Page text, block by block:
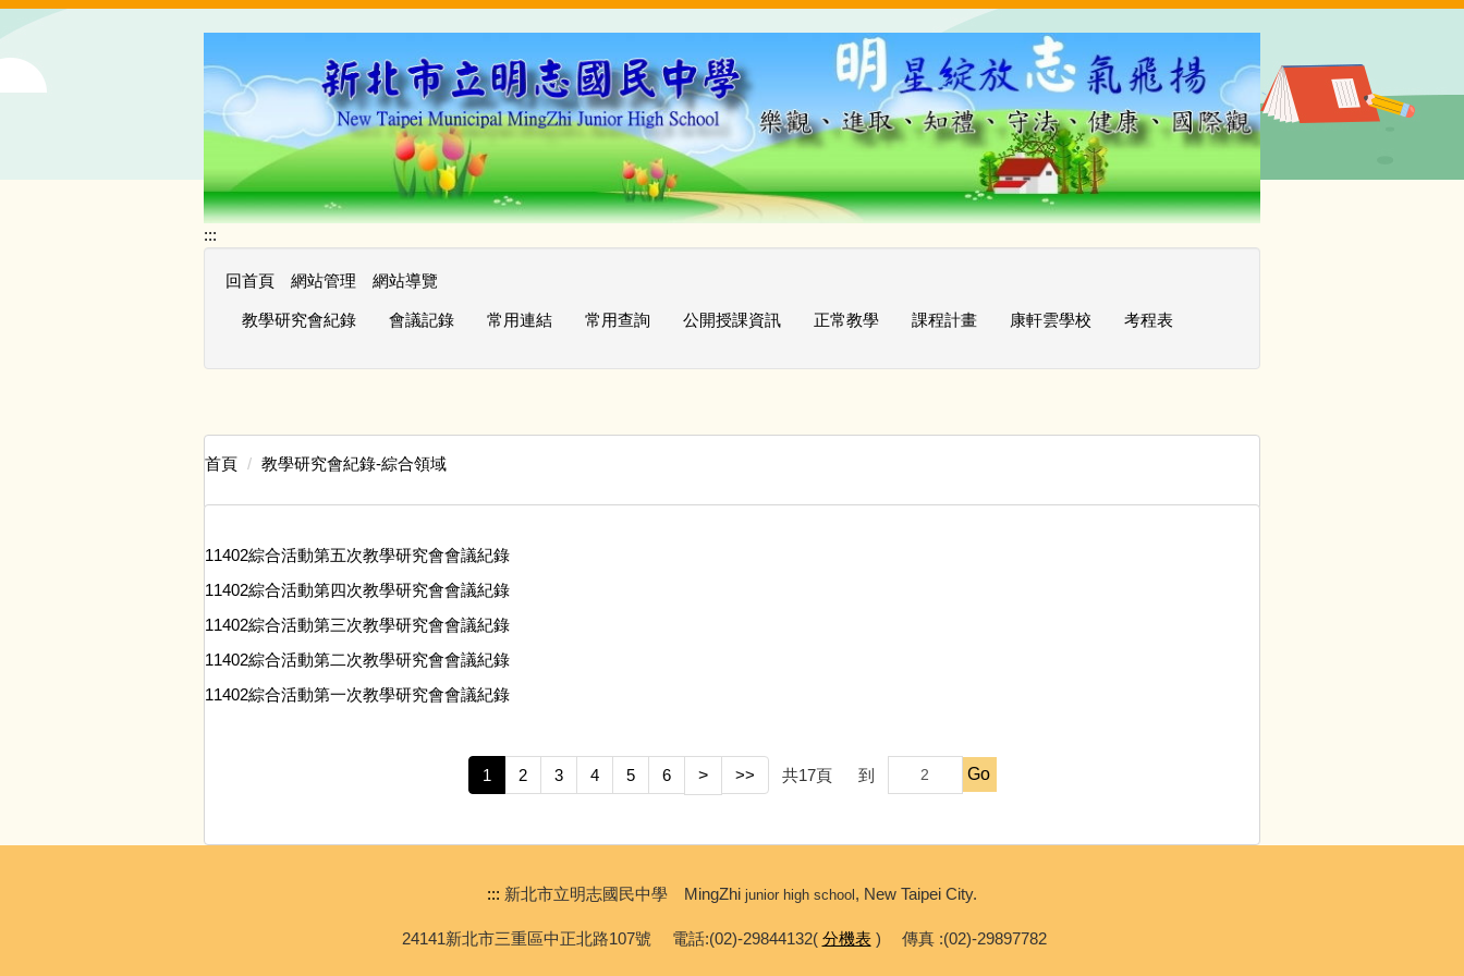
主
:::
回首頁 網站管理 網站導覽
教學研究會紀錄 會議記錄 常用連結 常用查詢 公開授課資訊 正常教學 課程計畫 康軒雲學校 考程表
首頁 教學研究會紀錄-綜合領域
11402綜合活動第五次教學研究會會議紀錄
11402綜合活動第四次教學研究會會議紀錄
11402綜合活動第三次教學研究會會議紀錄
11402綜合活動第二次教學研究會會議紀錄
11402綜合活動第一次教學研究會會議紀錄
1 2 3 4 5 6 > >> 共17頁 到 Go
::: 新北市立明志國民中學 MingZhi junior high school, New Taipei City.
24141新北市三重區中正北路107號 電話:(02)-29844132( 分機表) 傳真 :(02)-29897782